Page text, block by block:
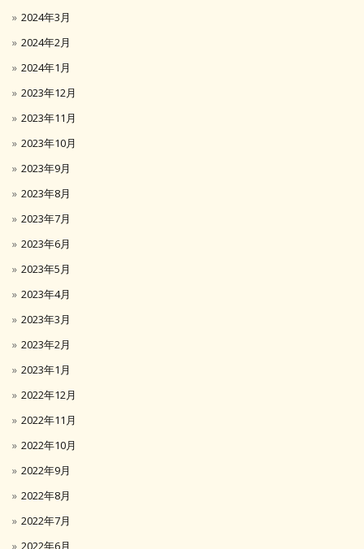
2024年3月
2024年2月
2024年1月
2023年12月
2023年11月
2023年10月
2023年9月
2023年8月
2023年7月
2023年6月
2023年5月
2023年4月
2023年3月
2023年2月
2023年1月
2022年12月
2022年11月
2022年10月
2022年9月
2022年8月
2022年7月
2022年6月